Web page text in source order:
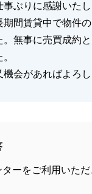
事ぶりに感謝いたし
期間賃貸中で物件
。無事に売買成約
機会があればよろ
ーをご利用いた